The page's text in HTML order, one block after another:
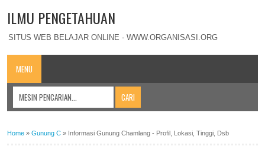
ILMU PENGETAHUAN
SITUS WEB BELAJAR ONLINE - WWW.ORGANISASI.ORG
MENU
Home » Gunung C » Informasi Gunung Chamlang - Profil, Lokasi, Tinggi, Dsb